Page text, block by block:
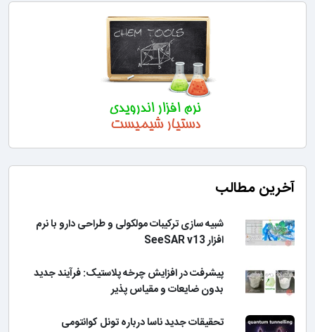
آخرین مطالب
شبیه سازی ترکیبات مولکولی و طراحی دارو با نرم
افزار SeeSAR v13
پیشرفت در افزایش چرخه پلاستیک: فرآیند جدید
بدون ضایعات و مقیاس پذیر
تحقیقات جدید ناسا درباره تونل کوانتومی